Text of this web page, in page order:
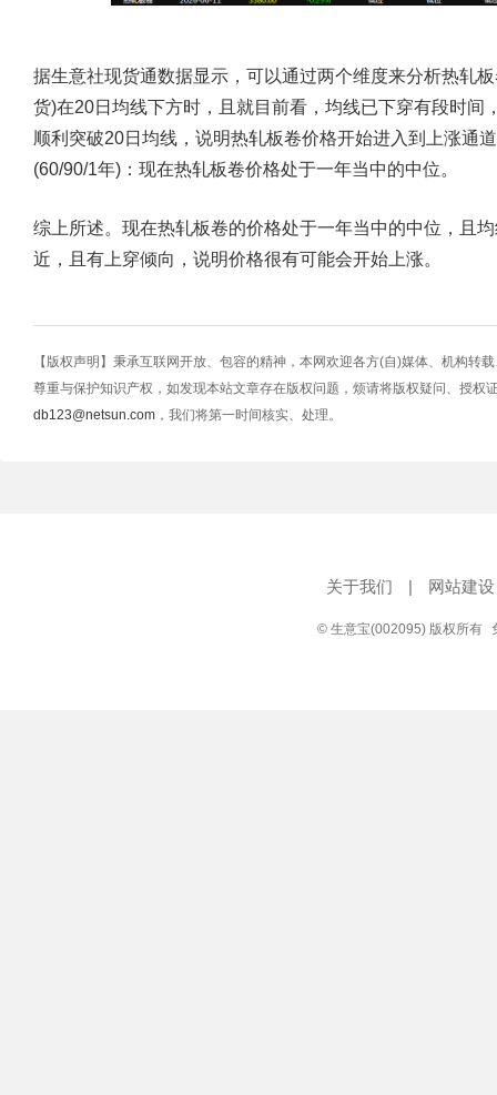
据生意社现货通数据显示，可以通过两个维度来分析热轧
货)在20日均线下方时，且就目前看，均线已下穿有段时间
顺利突破20日均线，说明热轧板卷价格开始进入到上涨通
(60/90/1年)：现在热轧板卷价格处于一年当中的中位。
综上所述。现在热轧板卷的价格处于一年当中的中位，且
近，且有上穿倾向，说明价格很有可能会开始上涨。
【版权声明】秉承互联网开放、包容的精神，本网欢迎各方(自)媒体、机构转
尊重与保护知识产权，如发现本站文章存在版权问题，烦请将版权疑问、授权
db123@netsun.com ，我们将第一时间核实、处理。
关于我们 | 网站建设
© 生意宝(002095) 版权所有